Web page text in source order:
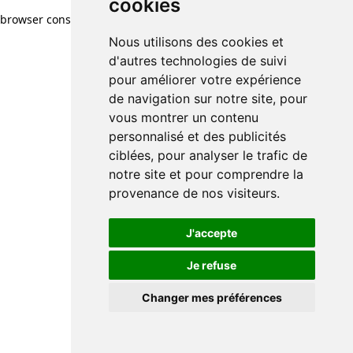
cookies
Nous utilisons des cookies et
d'autres technologies de suivi
pour améliorer votre expérience
de navigation sur notre site, pour
vous montrer un contenu
personnalisé et des publicités
ciblées, pour analyser le trafic de
notre site et pour comprendre la
provenance de nos visiteurs.
J'accepte
Je refuse
Changer mes préférences
browser console for more information)